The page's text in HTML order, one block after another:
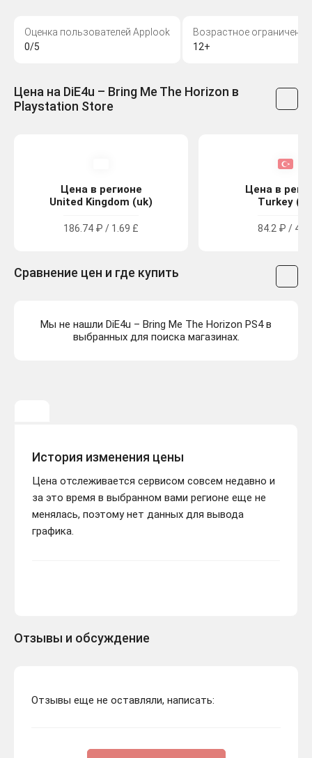
Оценка пользователей Applook
0/5
Возрастное ограничение
12+
Цена на DiE4u – Bring Me The Horizon в
Playstation Store
Цена в регионе
United Kingdom (uk)
186.74 ₽ / 1.69 £
Цена в
Turkey
84.2 ₽ / 49
Сравнение цен и где купить
Мы не нашли DiE4u – Bring Me The Horizon PS4 в
выбранных для поиска магазинах.
История изменения цены
Цена отслеживается сервисом совсем недавно и
за это время в выбранном вами регионе еще не
менялась, поэтому нет данных для вывода
графика.
Отзывы и обсуждение
Отзывы еще не оставляли, написать: